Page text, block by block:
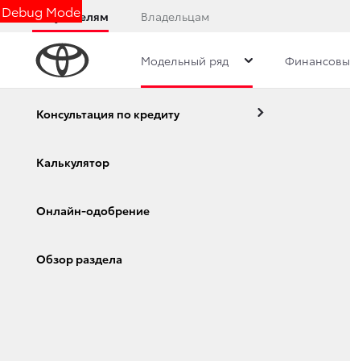
Debug Mode
Покупателям Владельцам
Модельный ряд
Консультация по кредиту
Калькулятор
Онлайн-одобрение
Обзор раздела
Модельный ряд Страхование